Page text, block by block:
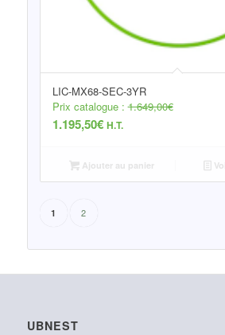
LIC-MX68-SEC-3YR
Prix catalogue :1.649,00€
1.195,50€ H.T.
Ajouter au panier
1 2
UBNEST